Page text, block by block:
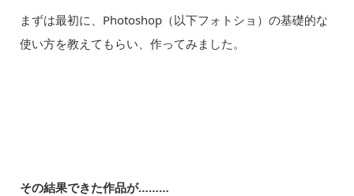
まずは最初に、Photoshop（以下フォトショ）の基礎的な
使い方を教えてもらい、作ってみました。
その結果できた作品が………